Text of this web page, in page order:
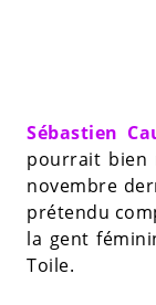
Sébastien
pourrait bien
novembre
prétendu
la gent
Toile.